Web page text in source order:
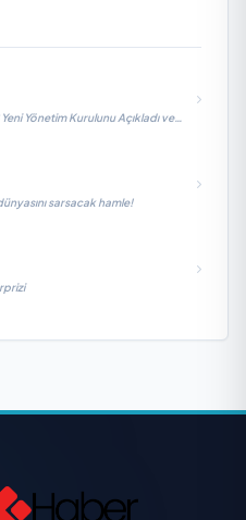
Yönetim Kurulunu Açıkladı ve
sarsacak hamle!